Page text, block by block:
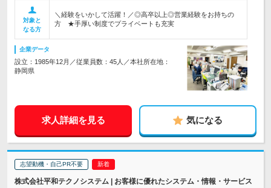
対象と
なる方
＼経験をいかして活躍！／◎高卒以上◎営業経験をお持ちの
方 ★手厚い制度でプライベートも充実
企業データ
設立：1985年12月／従業員数：45人／本社所在地：
静岡県
求人詳細を見る 気になる
志望動機・自己PR不要
株式会社平和テクノシステム | お客様に優れたシステム・情報・サービス